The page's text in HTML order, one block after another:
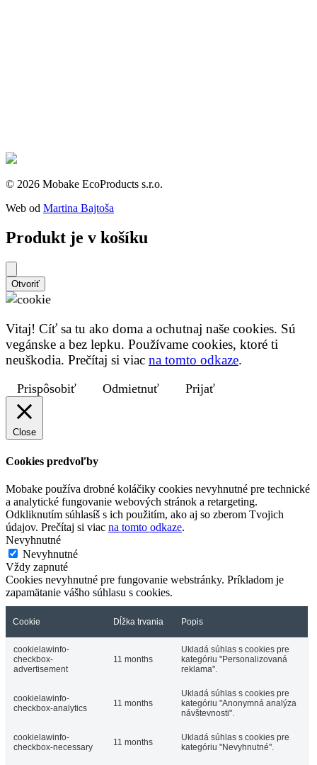
© 2026 Mobake EcoProducts s.r.o.
Web od Martina Bajtoša
Produkt je v košíku
Otvoriť
Vitaj! Cíť sa tu ako doma a ochutnaj naše cookies. Sú
vegánske a bez lepku. Používame cookies, ktoré ti
neuškodia. Prečítaj si viac na tomto odkaze.
Prispôsobiť Odmietnuť Prijať
Close
Cookies predvoľby
Mobake používa drobné koláčiky cookies nevyhnutné pre technické
a analytické fungovanie webových stránok a retargeting.
Odkliknutím súhlasíš s ich použitím, ako aj so zberom Tvojich
údajov. Prečítaj si viac na tomto odkaze.
Nevyhnutné
Nevyhnutné
Vždy zapnuté
Cookies nevyhnutné pre fungovanie webstránky. Príkladom je
zapamätanie vášho súhlasu s cookies.
Cookie Dĺžka trvania Popis
cookielawinfo-
checkbox-
advertisement
11 months
Ukladá súhlas s cookies pre
kategóriu "Personalizovaná
reklama".
cookielawinfo-
checkbox-analytics
11 months
Ukladá súhlas s cookies pre
kategóriu "Anonymná analýza
návštevnosti".
cookielawinfo-
checkbox-necessary
11 months
Ukladá súhlas s cookies pre
kategóriu "Nevyhnutné".